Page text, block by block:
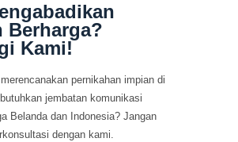
Berharga?
Kami!
pernikahan impian di
jembatan komunikasi
Belanda dan Indonesia? Jangan
dengan kami.